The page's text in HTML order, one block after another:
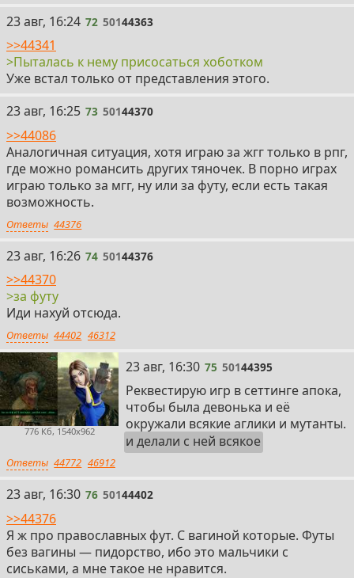
72
23 авг, 16:24 72 50144363
>>44341
>Пыталась к нему присосаться хоботком
Уже встал только от представления этого.
73
23 авг, 16:25 73 50144370
>>44086
Аналогичная ситуация, хотя играю за жгг только в рпг,
где можно романсить других тяночек. В порно играх
играю только за мгг, ну или за футу, если есть такая
возможность.
Ответы 44376
74
23 авг, 16:26 74 50144376
>>44370
>за футу
Иди нахуй отсюда.
Ответы 44402 46312
776 Кб, 1540x962
75
23 авг, 16:30 75 50144395
Реквестирую игр в сеттинге апока,
чтобы была девонька и её
окружали всякие аглики и мутанты.
и делали с ней всякое
Ответы 44772 46912
76
23 авг, 16:30 76 50144402
>>44376
Я ж про православных фут. С вагиной которые. Футы
без вагины — пидорство, ибо это мальчики с
сиськами, а мне такое не нравится.